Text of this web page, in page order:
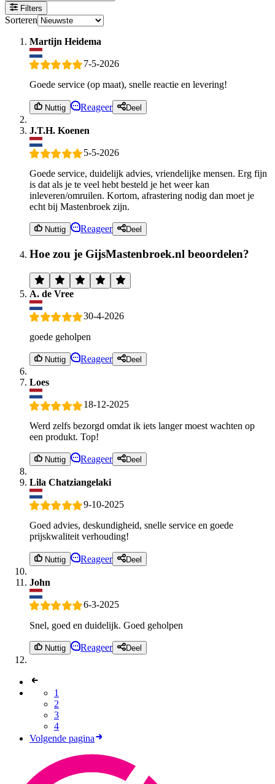
Filters
Sorteren
Martijn Heidema
7-5-2026
Goede service (op maat), snelle reactie en levering!
Nuttig Reageer Deel
J.T.H. Koenen
5-5-2026
Goede service, duidelijk advies, vriendelijke mensen. Erg fijn
is dat als je te veel hebt besteld je het weer kan
inleveren/omruilen. Kortom, afrastering nodig dan moet je
echt bij Mastenbroek zijn.
Nuttig Reageer Deel
Hoe zou je GijsMastenbroek.nl beoordelen?
A. de Vree
30-4-2026
goede geholpen
Nuttig Reageer Deel
Loes
18-12-2025
Werd zelfs bezorgd omdat ik iets langer moest wachten op
een produkt. Top!
Nuttig Reageer Deel
Lila Chatziangelaki
9-10-2025
Goed advies, deskundigheid, snelle service en goede
prijskwaliteit verhouding!
Nuttig Reageer Deel
John
6-3-2025
Snel, goed en duidelijk. Goed geholpen
Nuttig Reageer Deel
1
2
3
4
Volgende pagina